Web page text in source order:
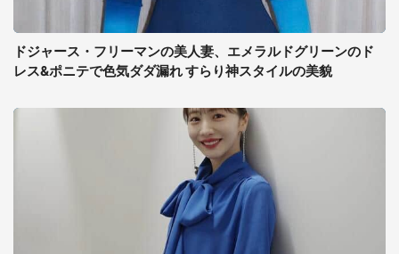
ドジャース・フリーマンの美人妻、エメラルドグリーンのド
レス&ポニテで色気ダダ漏れ すらり神スタイルの美貌